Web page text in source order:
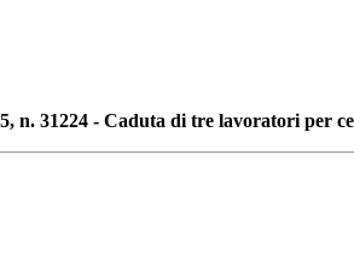
n. 31224 - Caduta di tre lavoratori